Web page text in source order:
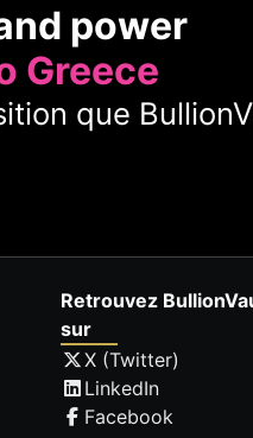
power
Greece
que
Retrouvez
sur
X (Twitter)
LinkedIn
Facebook